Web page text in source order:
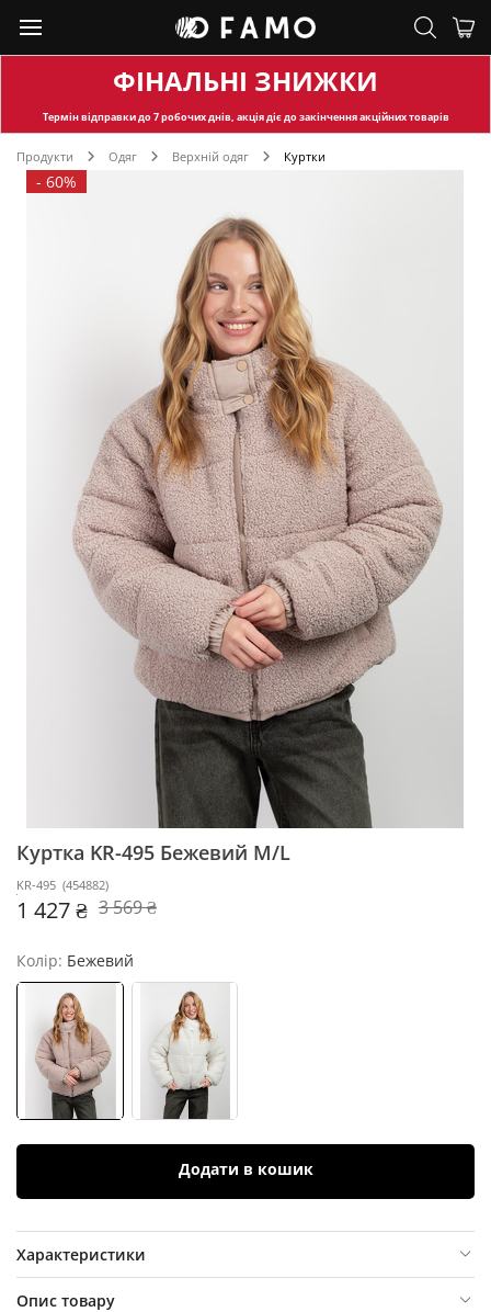
ФІНАЛЬНІ ЗНИЖКИ
Термін відправкидо 7 робочих днів, акція діє до закінчення акційних товарів
Продукти Одяг Верхній одяг Куртки
- 60%
Куртка KR-495 Бежевий M/L
KR-495 (454882)
1 427 ₴ 3 569 ₴
Колір: Бежевий
Додати в кошик
Характеристики
Опис товару